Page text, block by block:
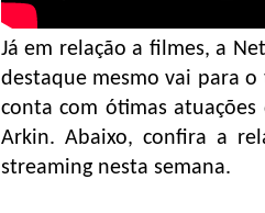
Já em relação a filmes, a
destaque mesmo vai para
conta com ótimas
Arkin. Abaixo, confira a
streaming nesta semana.